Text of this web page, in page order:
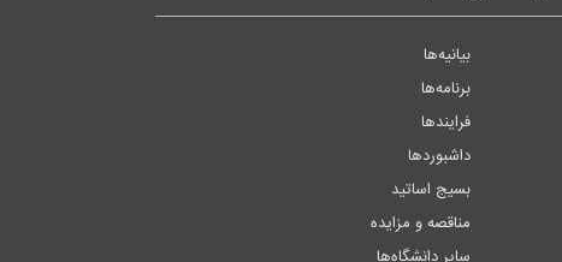
بیانیه‌ها
برنامه‌ها
فرایندها
داشبوردها
بسیج اساتید
مناقصه و مزایده